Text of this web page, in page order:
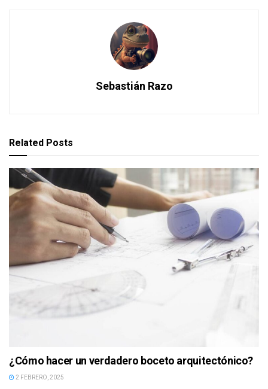
Sebastián Razo
Related Posts
¿Cómo hacer un verdadero boceto arquitectónico?
2 FEBRERO, 2025